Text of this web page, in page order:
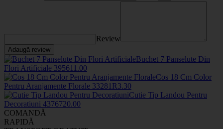
Review
Adaugă review
Buchet 7 Panselute Din
Flori Artificiale 395611 .00
Cos 18 Cm Color
Pentru Aranjamente Florale 33281R3.30
Cutie Tip Landou Pentru
Decoratiuni 4376720.00
COMANDĂ
RAPIDĂ